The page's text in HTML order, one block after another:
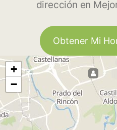
dirección en
Obtener Mi
+
−